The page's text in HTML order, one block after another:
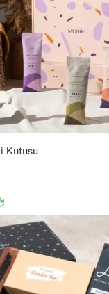
Kutusu